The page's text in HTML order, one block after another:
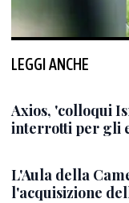
LEGGI ANCHE
Axios, 'colloqui
interrotti per gli
L'Aula della
l'acquisizione